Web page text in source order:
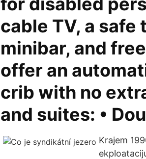
cable TV, a safe
minibar, and
offer an
crib with no
and suites: •
Krajem